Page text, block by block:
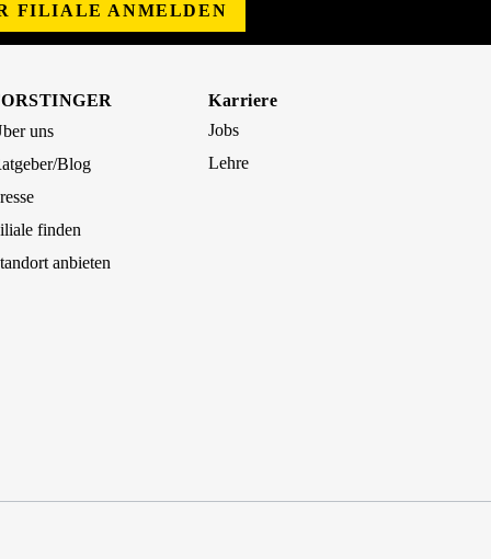
FILIALE ANMELDEN
uns
Blog
finden
anbieten
Karriere
Jobs
Lehre